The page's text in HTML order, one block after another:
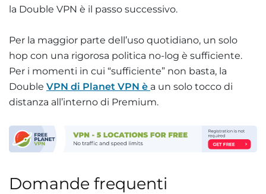
la Double VPN è il passo successivo.
Per la maggior parte dell’uso quotidiano, un solo
hop con una rigorosa politica no-log è sufficiente.
Per i momenti in cui “sufficiente” non basta, la
Double VPN di Planet VPN è a un solo tocco di
distanza all’interno di Premium.
Domande frequenti